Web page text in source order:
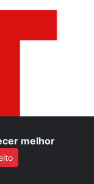
melhor